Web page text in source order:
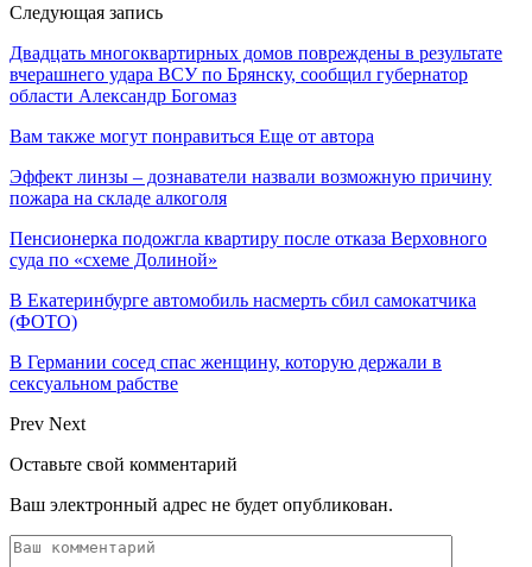
Следующая запись
Двадцать многоквартирных домов повреждены в результате
вчерашнего удара ВСУ по Брянску, сообщил губернатор
области Александр Богомаз
Вам также могут понравиться Еще от автора
Эффект линзы – дознаватели назвали возможную причину
пожара на складе алкоголя
Пенсионерка подожгла квартиру после отказа Верховного
суда по «схеме Долиной»
В Екатеринбурге автомобиль насмерть сбил самокатчика
(ФОТО)
В Германии сосед спас женщину, которую держали в
сексуальном рабстве
Prev Next
Оставьте свой комментарий
Ваш электронный адрес не будет опубликован.